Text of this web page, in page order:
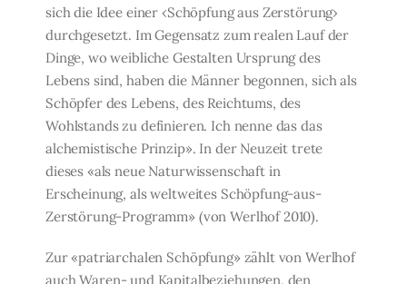
sich die Idee einer ‹Schöpfung aus Zer­störung›
durchgesetzt. Im Gegensatz zum realen Lauf der
Dinge, wo weibliche Gestalten Ursprung des
Lebens sind, haben die Männer begonnen, sich als
Schöpfer des Lebens, des Reichtums, des
Wohlstands zu definieren. Ich nenne das das
alchemistische Prinzip». In der Neuzeit trete
dieses «als neue Naturwissenschaft in
Erscheinung, als weltweites Schöpfung-aus-
Zerstörung-Programm» (von Werlhof 2010).
Zur «patriarchalen Schöpfung» zählt von Werlhof
auch Waren- und Kapitalbeziehun­gen, den